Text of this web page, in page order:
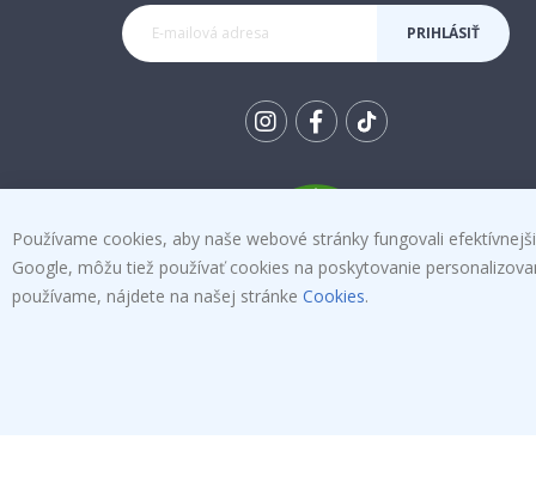
PRIHLÁSIŤ
To
4.1 /5
NA ZÁKLADE 1030 HLASOV
Používame cookies, aby naše webové stránky fungovali
Google, môžu tiež používať cookies na poskytovanie
používame, nájdete na našej stránke Cookies.